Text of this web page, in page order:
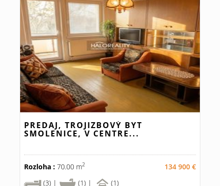
PREDAJ, TROJIZBOVÝ BYT
SMOLENICE, V CENTRE...
Rozloha : 70.00 m2
134 900 €
(3) |
(1) | (1)